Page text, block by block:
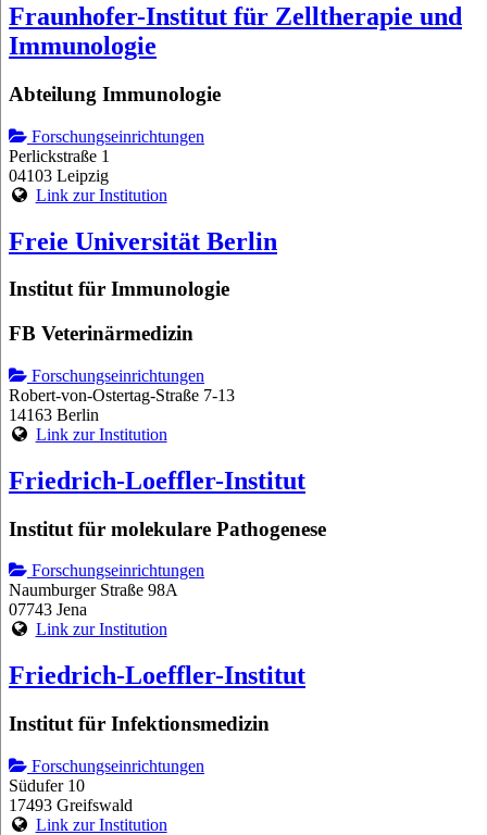
Fraunhofer-Institut für Zelltherapie und
Immunologie
Abteilung Immunologie
Forschungseinrichtungen
Perlickstraße 1
04103 Leipzig
Link zur Institution
Freie Universität Berlin
Institut für Immunologie
FB Veterinärmedizin
Forschungseinrichtungen
Robert-von-Ostertag-Straße 7-13
14163 Berlin
Link zur Institution
Friedrich-Loeffler-Institut
Institut für molekulare Pathogenese
Forschungseinrichtungen
Naumburger Straße 98A
07743 Jena
Link zur Institution
Friedrich-Loeffler-Institut
Institut für Infektionsmedizin
Forschungseinrichtungen
Südufer 10
17493 Greifswald
Link zur Institution